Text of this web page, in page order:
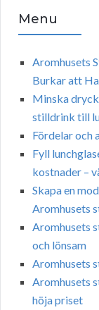
Menu
Aromhusets
Burkar att
Minska
stilldrink till
Fördelar och
Fyll
kostnader –
Skapa en
Aromhusets
Aromhusets
och lönsam
Aromhusets
Aromhusets
höja priset